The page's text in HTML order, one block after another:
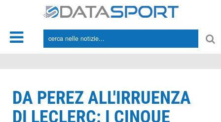
DA PEREZ ALL'IRRUENZA
DI LECLERC: I CINQUE